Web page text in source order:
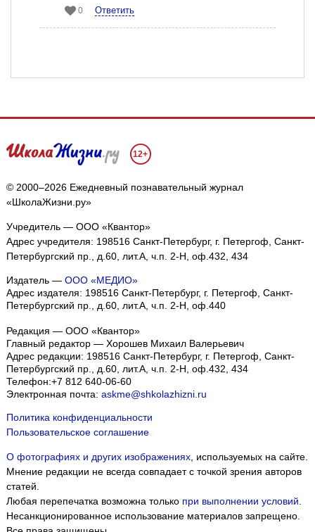
0 Ответить
12+
© 2000–2026 Ежедневный познавательный журнал
«ШколаЖизни.ру»
Учредитель — ООО «Квантор»
Адрес учредителя: 198516 Санкт-Петербург, г. Петергоф, Санкт-
Петербургский пр., д.60, лит.А, ч.п. 2-Н, оф.432, 434
Издатель — ООО «МЕДИО»
Адрес издателя: 198516 Санкт-Петербург, г. Петергоф, Санкт-
Петербургский пр., д.60, лит.А, ч.п. 2-Н, оф.440
Редакция — ООО «Квантор»
Главный редактор — Хорошев Михаил Валерьевич
Адрес редакции: 198516 Санкт-Петербург, г. Петергоф, Санкт-
Петербургский пр., д.60, лит.А, ч.п. 2-Н, оф.432, 434
Телефон:+7 812 640-06-60
Электронная почта: askme@shkolazhizni.ru
Политика конфиденциальности
Пользовательское соглашение
О фотографиях и других изображениях, используемых на сайте.
Мнение редакции не всегда совпадает с точкой зрения авторов
статей.
Любая перепечатка возможна только при выполнении условий.
Несанкционированное использование материалов запрещено.